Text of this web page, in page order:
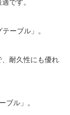
です。
ーブル」。
耐久性にも優れ
ブル」。